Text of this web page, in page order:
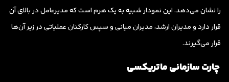
را نشان می‌دهد. این نمودار شبیه به یک هرم است که مدیرعامل در بالای آن
قرار دارد و مدیران ارشد، مدیران میانی و سپس کارکنان عملیاتی در زیر آن‌ها
قرار می‌گیرند.
چارت سازمانی ماتریکسی